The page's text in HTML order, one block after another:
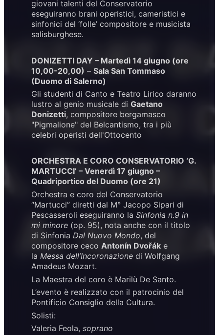
giovani talenti del Conservatorio
eseguiranno brani operistici, cameristici e
sinfonici del ‘folle’ compositore e musicista
salisburghese.
DONIZETTI DAY – Martedì 14 giugno (ore
10,00-20,00) – Sala San Tommaso
(Duomo di Salerno)
Gli studenti di Canto e Teatro Lirico daranno
lustro al genio musicale di Gaetano
Donizetti, compositore bergamasco
"Pigmalione" del Belcantismo, tra i più
celebri operisti dell'Ottocento
ORCHESTRA E CORO CONSERVATORIO ‘G.
MARTUCCI’ – Venerdì 17 giugno –
Quadriportico del Duomo (ore 21)
Orchestra e coro del Conservatorio
“Martucci” diretti dal M° Jacopo Sipari di
Pescasseroli eseguiranno la Sinfonia n.9 in
mi minore (op. 95), nota anche con il titolo
di Sinfonia Dal Nuovo Mondo, del
compositore ceco Antonín Dvořák e
la Messa dell’Incoronazione di Wolfgang
Amadeus Mozart.
La Maestra del coro è Marilù De Santo.
L’evento è realizzato con il patrocinio del
Pontificio Consiglio della Cultura.
Solisti:
Valeria Feola, soprano